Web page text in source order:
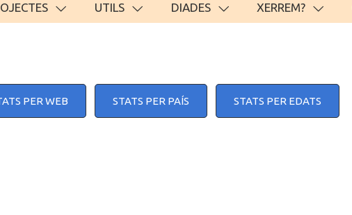
UTILS DIADES XERREM?
PER WEB STATS PER PAÍS STATS PER EDATS